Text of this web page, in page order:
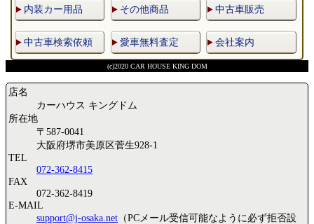
内装カー用品 その他商品 中古車販売
中古車検索依頼 愛車無料査定 会社案内
(c)2020 CAR HOUSE KING DOM
店名
カーハウス キングドム
所在地
〒587-0041
大阪府堺市美原区菅生928-1
TEL
072-362-8415
FAX
072-362-8419
E-MAIL
support@j-osaka.net （PCメール受信可能なように必ず拒否設